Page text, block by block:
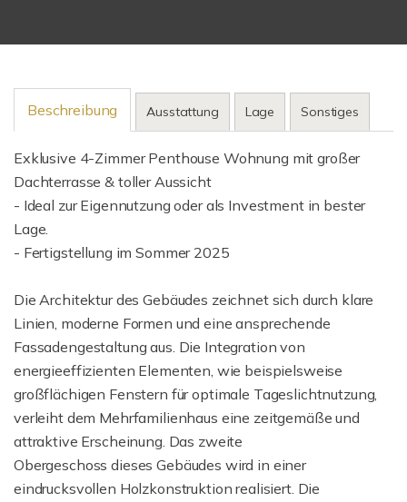
Beschreibung Ausstattung Lage Sonstiges
Exklusive 4-Zimmer Penthouse Wohnung mit großer
Dachterrasse & toller Aussicht
- Ideal zur Eigennutzung oder als Investment in bester
Lage.
- Fertigstellung im Sommer 2025
Die Architektur des Gebäudes zeichnet sich durch klare
Linien, moderne Formen und eine ansprechende
Fassadengestaltung aus. Die Integration von
energieeffizienten Elementen, wie beispielsweise
großflächigen Fenstern für optimale Tageslichtnutzung,
verleiht dem Mehrfamilienhaus eine zeitgemäße und
attraktive Erscheinung. Das zweite
Obergeschoss dieses Gebäudes wird in einer
eindrucksvollen Holzkonstruktion realisiert. Die